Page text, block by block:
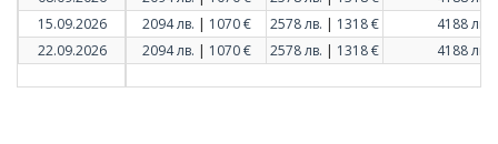
15.09.2026
22.09.2026
2094 лв. | 1070 € 2578 лв. | 1318 € 4188 лв.
2094 лв. | 1070 € 2578 лв. | 1318 € 4188 лв.